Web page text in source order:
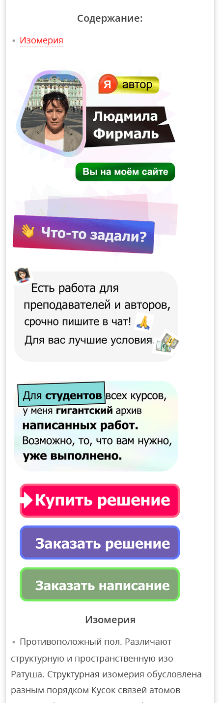
Содержание:
Изомерия
Изомерия
Противоположный пол. Различают
структурную и пространственную изо
Ратуша. Структурная изомерия обусловлена ​​
разным порядком Кусок связей атомов